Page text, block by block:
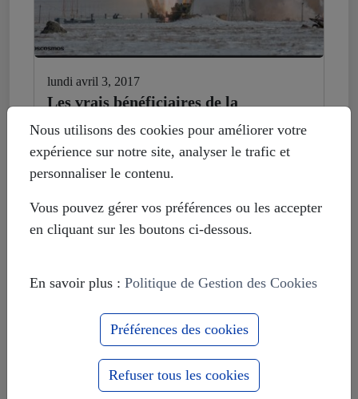
lundi avril 3, 2017
Les vrais bénéficiaires de la
russophobie ici et aux USA
Nous utilisons des cookies pour améliorer votre
expérience sur notre site, analyser le trafic et
personnaliser le contenu.
Vous pouvez gérer vos préférences ou les accepter
en cliquant sur les boutons ci-dessous.
En savoir plus : Politique de Gestion des Cookies
Préférences des cookies
Refuser tous les cookies